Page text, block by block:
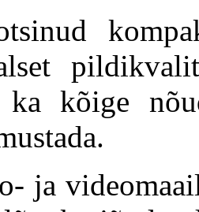
ka kõige
ja